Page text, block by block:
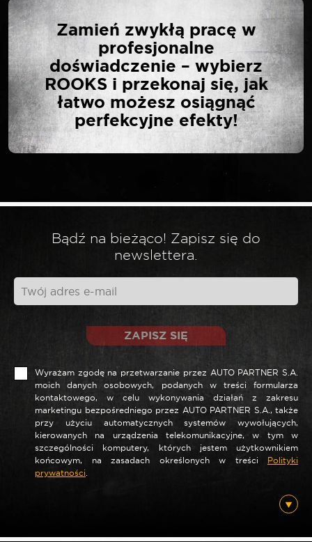
NAPISZ PIERWSZĄ
OPINIĘ O „SELTA
NASADKA UDAROWA 1″
KRÓTKA 22 MM”
Twój adres email nie zostanie opublikowany.
Wymagane pola są oznaczone
*
Twoja opinia*
Nazwa *
E-mail*
Zamień zwykłą pracę w
profesjonalne
doświadczenie – wybierz
ROOKS i przekonaj się, jak
łatwo możesz osiągnąć
perfekcyjne efekty!
Bądź na bieżąco! Zapisz się do
newslettera.
ZAPISZ SIĘ
Wyrażam zgodę na przetwarzanie przez AUTO PARTNER S.A.
moich danych osobowych, podanych w treści formularza
kontaktowego, w celu wykonywania działań z zakresu
marketingu bezpośredniego przez AUTO PARTNER S.A., także
przy użyciu automatycznych systemów wywołujących,
kierowanych na urządzenia telekomunikacyjne, w tym w
szczególności komputery, których jestem użytkownikiem
końcowym, na zasadach określonych w treści Polityki
prywatności.